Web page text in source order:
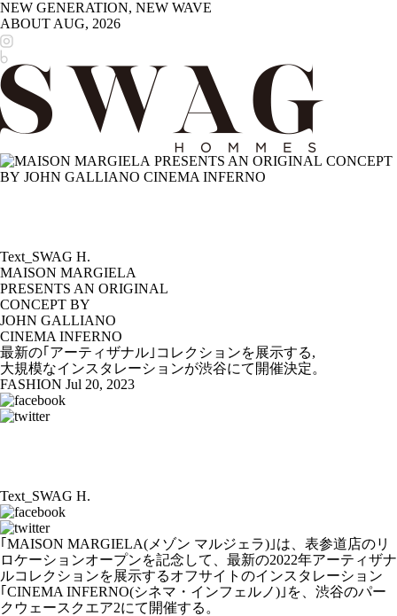
NEW GENERATION, NEW WAVE
ABOUT AUG, 2026
Text_SWAG H.
MAISON MARGIELA
PRESENTS AN ORIGINAL
CONCEPT BY
JOHN GALLIANO
CINEMA INFERNO
最新の｢アーティザナル｣コレクションを展示する,
大規模なインスタレーションが渋谷にて開催決定。
FASHION Jul 20, 2023
Text_SWAG H.
｢MAISON MARGIELA(メゾン マルジェラ)｣は、表参道店のリ
ロケーションオープンを記念して、最新の2022年アーティザナ
ルコレクションを展示するオフサイトのインスタレーション
｢CINEMA INFERNO(シネマ・インフェルノ)｣を、渋谷のパー
クウェースクエア2にて開催する。